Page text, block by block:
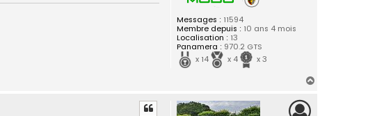
Messages : 11594
Membre depuis : 10 ans 4 mois
Localisation : 13
Panamera : 970.2 GTS
x 14
x 4 x 3